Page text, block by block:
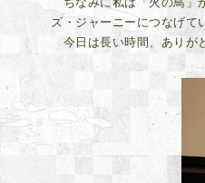
ちなみに私は「火の鳥」
ズ・ジャーニーにつなげて
今日は長い時間、ありが